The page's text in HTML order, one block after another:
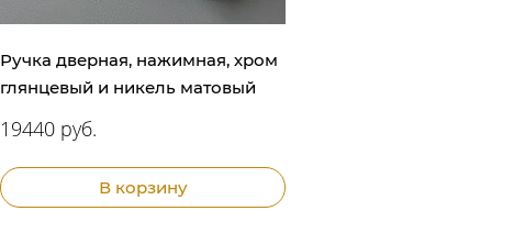
Ручка дверная, нажимная, хром
глянцевый и никель матовый
19440 руб.
В корзину